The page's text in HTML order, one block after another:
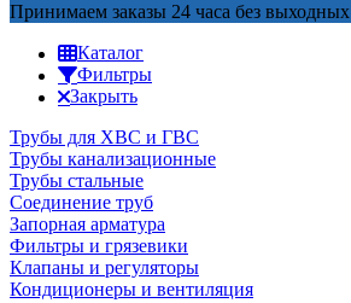
Принимаем заказы 24 часа без выходных
Каталог
Фильтры
Закрыть
Трубы для ХВС и ГВС
Трубы канализационные
Трубы стальные
Соединение труб
Запорная арматура
Фильтры и грязевики
Клапаны и регуляторы
Кондиционеры и вентиляция